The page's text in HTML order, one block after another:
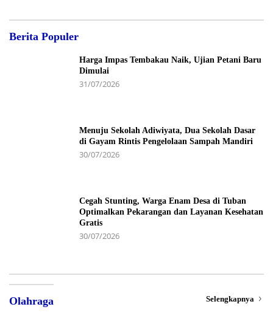
Berita Populer
Harga Impas Tembakau Naik, Ujian Petani Baru
Dimulai
31/07/2026
Menuju Sekolah Adiwiyata, Dua Sekolah Dasar
di Gayam Rintis Pengelolaan Sampah Mandiri
30/07/2026
Cegah Stunting, Warga Enam Desa di Tuban
Optimalkan Pekarangan dan Layanan Kesehatan
Gratis
30/07/2026
Olahraga Selengkapnya